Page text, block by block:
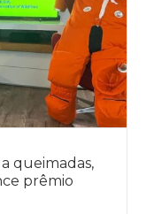
queimadas,
prêmio